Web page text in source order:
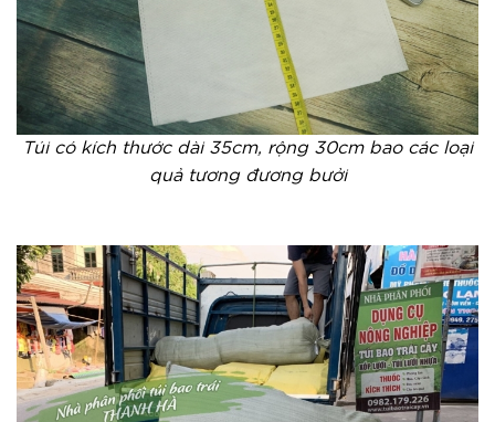
Túi có kích thước dài 35cm, rộng 30cm bao các loại
quả tương đương bưởi